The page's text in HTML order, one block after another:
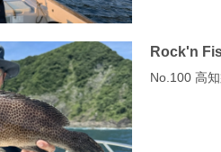
Rock'n
No.100 高